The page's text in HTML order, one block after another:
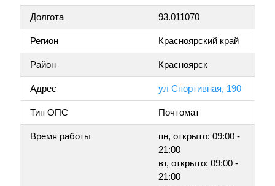
Долгота 93.011070
Регион Красноярский край
Район Красноярск
Адрес ул Спортивная, 190
Тип ОПС Почтомат
Время работы
пн, открыто: 09:00 -
21:00
вт, открыто: 09:00 -
21:00